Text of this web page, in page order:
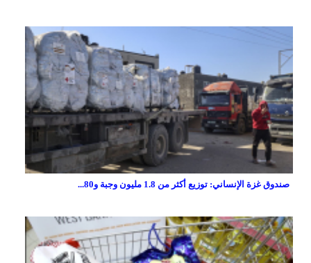
صندوق غزة الإنساني: توزيع أكثر من 1.8 مليون وجبة و80...